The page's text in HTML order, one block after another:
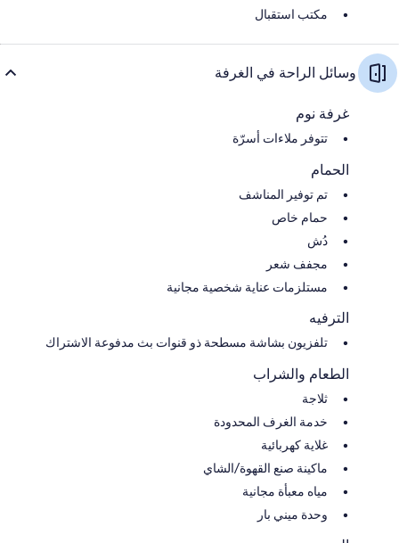
مكتب استقبال
وسائل الراحة في الغرفة
غرفة نوم
تتوفر ملاءات أسرّة
الحمام
تم توفير المناشف
حمام خاص
دُش
مجفف شعر
مستلزمات عناية شخصية مجانية
الترفيه
تلفزيون بشاشة مسطحة ذو قنوات بث مدفوعة الاشتراك
الطعام والشراب
ثلاجة
خدمة الغرف المحدودة
غلاية كهربائية
ماكينة صنع القهوة/الشاي
مياه معبأة مجانية
وحدة ميني بار